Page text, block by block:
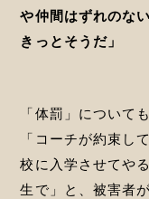
や仲間はずれのな
きっとそうだ」
「体罰」についても
「コーチが約束し
校に入学させてや
生で」と、被害者